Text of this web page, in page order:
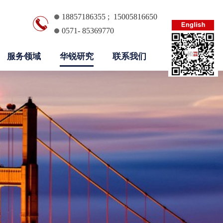
18857186355 ; 15005816650
0571- 85369770
服务领域 华锐研究 联系我们